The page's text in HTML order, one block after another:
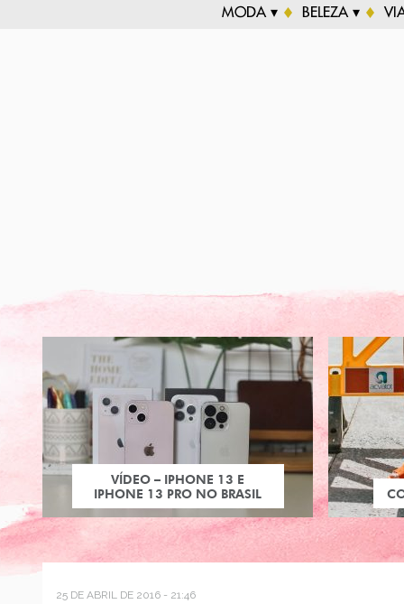
MODA ▾ BELEZA ▾
VÍDEO – IPHONE 13 E
IPHONE 13 PRO NO BRASIL
25 DE ABRIL DE 2016 - 21:46